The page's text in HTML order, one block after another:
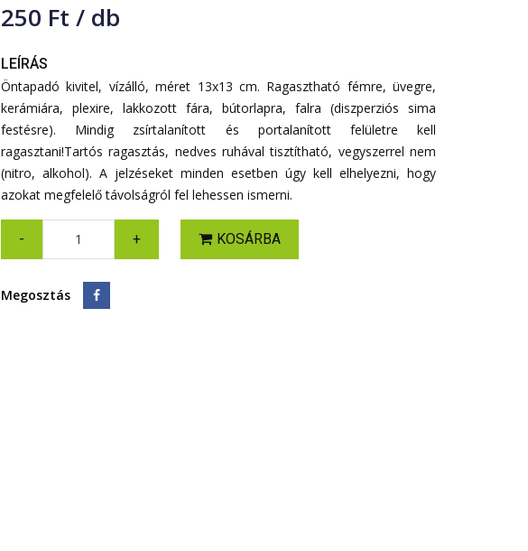
250 Ft / db
LEÍRÁS
Öntapadó kivitel, vízálló, méret 13x13 cm. Ragasztható fémre, üvegre,
kerámiára, plexire, lakkozott fára, bútorlapra, falra (diszperziós sima
festésre). Mindig zsírtalanított és portalanított felületre kell
ragasztani!Tartós ragasztás, nedves ruhával tisztítható, vegyszerrel nem
(nitro, alkohol). A jelzéseket minden esetben úgy kell elhelyezni, hogy
azokat megfelelő távolságról fel lehessen ismerni.
- + KOSÁRBA
Megosztás